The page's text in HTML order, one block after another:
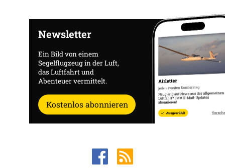
Newsletter
Ein Bild von einem
Segelflugzeug in der Luft,
das Luftfahrt und
Abenteuer vermittelt.
Kostenlos abonnieren